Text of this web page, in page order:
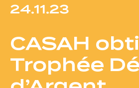
Je cherche un logement
J’ai moins de 30 ans
Je suis salarié
24.11.23
CASAH
Trophée